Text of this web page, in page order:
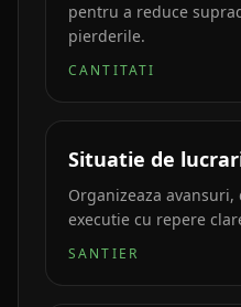
pentru a reduce
pierderile.
CANTITATI
Situatie de
Organizeaza
executie cu repere
SANTIER